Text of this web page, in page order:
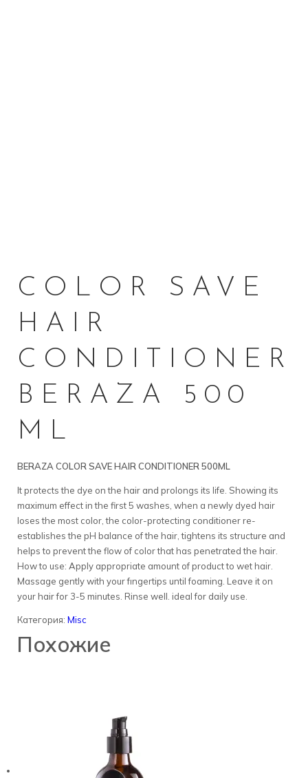
COLOR SAVE
HAIR
CONDITIONER
BERAZA 500
ML
BERAZA COLOR SAVE HAIR CONDITIONER 500ML
It protects the dye on the hair and prolongs its life. Showing its
maximum effect in the first 5 washes, when a newly dyed hair
loses the most color, the color-protecting conditioner re-
establishes the pH balance of the hair, tightens its structure and
helps to prevent the flow of color that has penetrated the hair.
How to use: Apply appropriate amount of product to wet hair.
Massage gently with your fıngertips until foaming. Leave it on
your hair for 3-5 minutes. Rinse well. ideal for daily use.
Категория: Misc
Похожие